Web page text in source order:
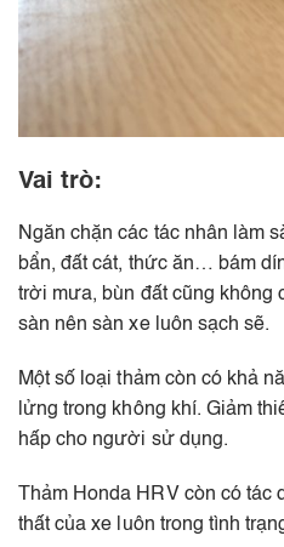
Vai trò:
Ngăn chặn các tác nhân làm
bẩn, đất cát, thức ăn… bám
trời mưa, bùn đất cũng không
sàn nên sàn xe luôn sạch sẽ.
Một số loại thảm còn có khả
lửng trong không khí. Giảm
hấp cho người sử dụng.
Thảm Honda HRV còn có
thất của xe luôn trong tình